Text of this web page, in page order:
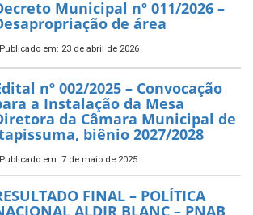
Municipal nº 011/2026 –
de área
Publicado em: 23 de abril de 2026
nº 002/2025 – Convocação
a Instalação da Mesa
da Câmara Municipal de
biênio 2027/2028
Publicado em: 7 de maio de 2025
FINAL – POLÍTICA
ALDIR BLANC – PNAB